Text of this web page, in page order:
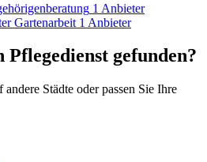
1 Anbieter
Gartenarbeit 1 Anbieter
Pflegedienst gefunden?
Städte oder passen Sie Ihre